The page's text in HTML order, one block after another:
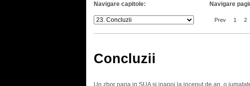
Navigare capitole: Navigare
Prev 1 2
Concluzii